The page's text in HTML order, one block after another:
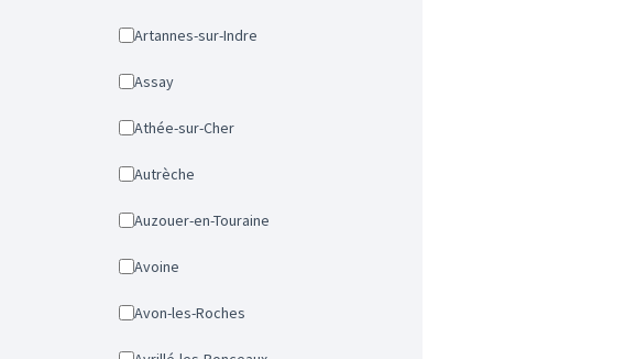
Artannes-sur-Indre
Assay
Athée-sur-Cher
Autrèche
Auzouer-en-Touraine
Avoine
Avon-les-Roches